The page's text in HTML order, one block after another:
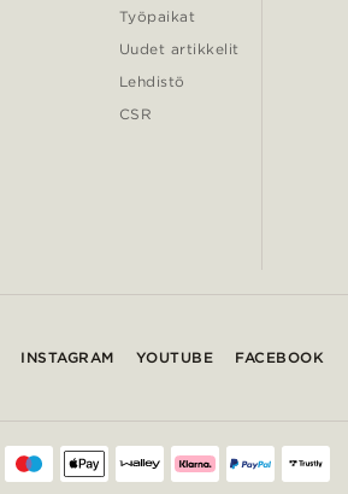
Työpaikat
Uudet artikkelit
Lehdistö
CSR
INSTAGRAM YOUTUBE FACEBOOK